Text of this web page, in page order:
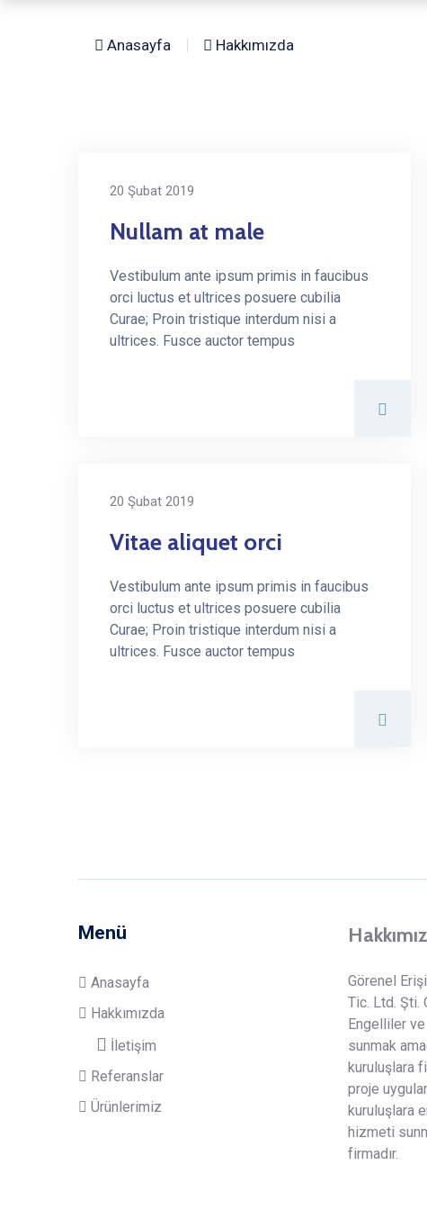
Anasayfa Hakkımızda
20 Şubat 2019
Nullam at male
Vestibulum ante ipsum primis in faucibus
orci luctus et ultrices posuere cubilia
Curae; Proin tristique interdum nisi a
ultrices. Fusce auctor tempus
20 Şubat 2019
Vitae aliquet orci
Vestibulum ante ipsum primis in faucibus
orci luctus et ultrices posuere cubilia
Curae; Proin tristique interdum nisi a
ultrices. Fusce auctor tempus
Menü
Anasayfa
Hakkımızda
İletişim
Referanslar
Ürünlerimiz
Görenel
Tic. Ltd. Şti.
Engelliler
sunmak
kuruluşlara
proje
kuruluşlara
hizmeti
firmadır.